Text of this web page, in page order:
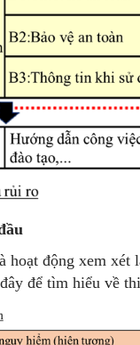
hoạt động xem
để tìm hiểu về